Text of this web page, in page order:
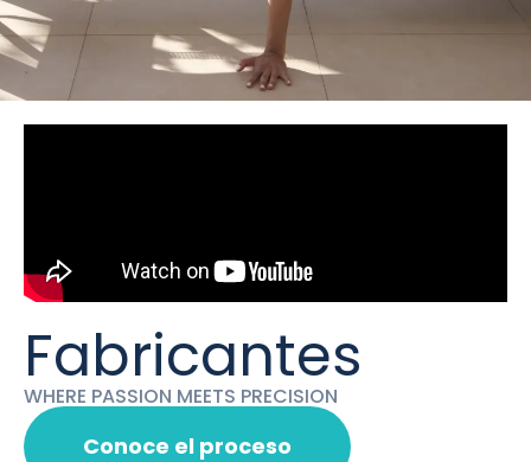
Fabricantes
WHERE PASSION MEETS PRECISION
Conoce el proceso